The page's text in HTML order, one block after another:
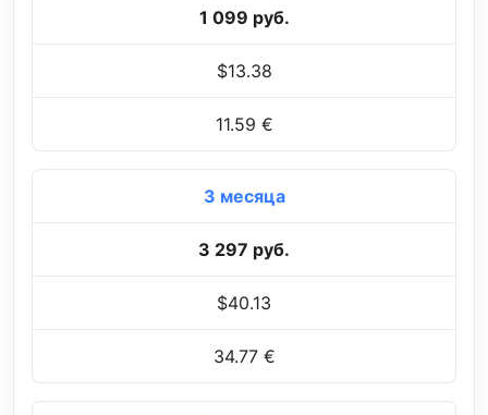
1 099 руб.
$13.38
11.59 €
3 месяца
3 297 руб.
$40.13
34.77 €